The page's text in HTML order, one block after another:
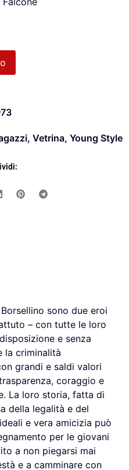
, Vetrina, Young Style
sono due eroi
– con tutte le loro
e senza
la criminalità
grandi e saldi valori
coraggio e
La loro storia, fatta di
della legalità e del
e vera amicizia può
per le giovani
a non piegarsi mai
e a camminare con